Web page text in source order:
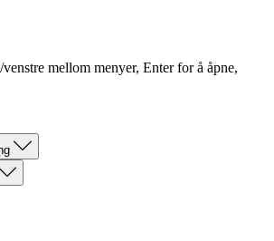
mellom menyer, Enter for å åpne,